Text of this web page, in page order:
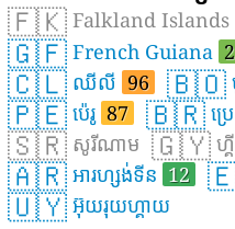
🇫🇰 Falkland Islands
🇬🇫 French Guiana
🇨🇱 ឈីលី 96 🇧🇴
🇵🇪 ប៉េរូ 87 🇧🇷 ប្
🇸🇷 សូរីណាម 🇬🇾 ហ្
🇦🇷 អារហ្សង់ទីន 12
🇺🇾 អ៊ុយរុយហ្គាយ